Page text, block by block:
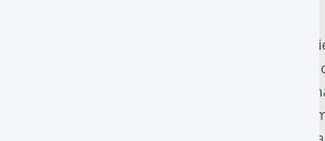
Ganz ehrlich: ich bin erschüttert, wie sich
Fachkräfte hier verhalten haben. Manches
Umständen geschuldet – etwa dem
die Bezugserzieherin krank wurde. Beides